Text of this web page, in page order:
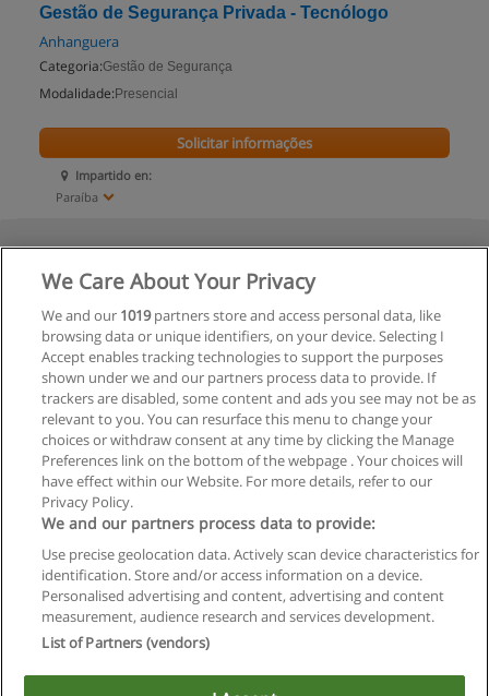
Gestão de Segurança Privada - Tecnólogo
Anhanguera
Categoria:Gestão de Segurança
Modalidade: Presencial
Impartido en:
Paraíba
Solicitar informações
Regras de uso
Privacidade de dados
We Care About Your Privacy
We and our 1019partners store and access personal data, like
browsing data or unique identifiers, on your device. Selecting I
Accept enables tracking technologies to support the purposes
shown under we and our partners process data to provide. If
trackers are disabled, some content and ads you see may not be as
relevant to you. You can resurface this menu to change your
choices or withdraw consent at any time by clicking the Manage
Preferences link on the bottom of the webpage . Your choices will
have effect within our Website. For more details, refer to our
Privacy Policy.
We and our partners process data to provide:
Use precise geolocation data. Actively scan device characteristics for
identification. Store and/or access information on a device.
Personalised advertising and content, advertising and content
measurement, audience research and services development.
List of Partners (vendors)